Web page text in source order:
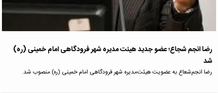
رضا انجم شجاع؛ عضو جدید هیئت مدیره شهر فرودگاهی امام خمینی (ره)
شد
رضا انجم‌شعاع به عضویت هیئت‌مدیره شهر فرودگاهی امام خمینی (ره) منصوب شد.